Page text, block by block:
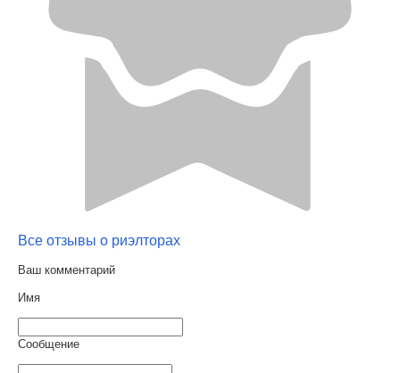
Все отзывы о риэлторах
Ваш комментарий
Имя
Сообщение